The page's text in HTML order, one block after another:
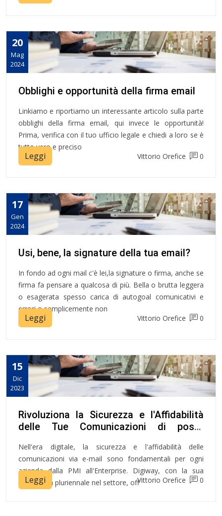
20
Mag
2024
Obblighi e opportunità della firma email
Linkiamo e riportiamo un interessante articolo sulla parte
obblighi della firma email, qui invece le opportunità!
Prima, verifica con il tuo ufficio legale e chiedi a loro se è
tutto vero e preciso
Leggi Vittorio Orefice 0
17
Gen
2024
Usi, bene, la signature della tua email?
In fondo ad ogni mail c'è lei,la signature o firma, anche se
firma fa pensare a qualcosa di più. Bella o brutta leggera
o esagerata spesso carica di autogoal comunicativi e
errori o semplicemente non
Leggi Vittorio Orefice 0
15
Dic
2023
Rivoluziona la Sicurezza e l'Affidabilità
delle Tue Comunicazioni di posta
mail o Signature
Nell'era digitale, la sicurezza e l'affidabilità delle
comunicazioni via e-mail sono fondamentali per ogni
azienda dalla PMI all'Enterprise. Digiway, con la sua
esperienza pluriennale nel settore, off
Leggi Vittorio Orefice 0